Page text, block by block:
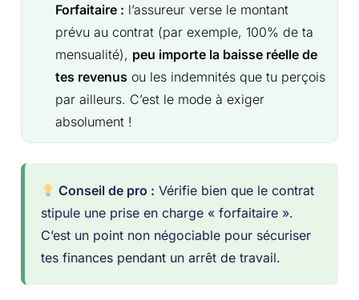
Forfaitaire : l’assureur verse le montant
prévu au contrat (par exemple, 100% de ta
mensualité), peu importe la baisse réelle de
tes revenus ou les indemnités que tu perçois
par ailleurs. C’est le mode à exiger
absolument !
Conseil de pro : Vérifie bien que le contrat
stipule une prise en charge « forfaitaire ».
C’est un point non négociable pour sécuriser
tes finances pendant un arrêt de travail.